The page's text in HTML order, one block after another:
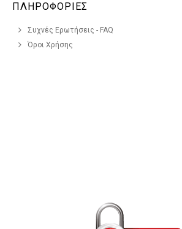
ΠΛΗΡΟΦΟΡΙΕΣ
Συχνές Ερωτήσεις - FAQ
Όροι Χρήσης